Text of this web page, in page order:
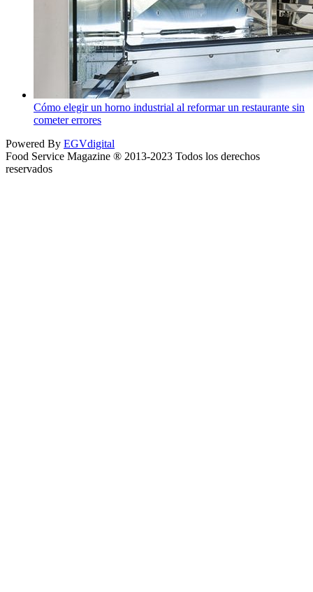
Cómo elegir un horno industrial al reformar un restaurante sin
cometer errores
Powered By EGVdigital
Food Service Magazine ® 2013-2023 Todos los derechos
reservados